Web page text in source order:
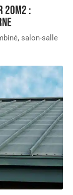
20m2 :
salon-salle